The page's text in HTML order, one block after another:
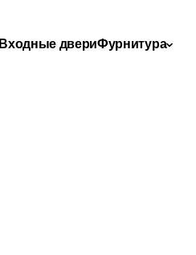
Входные двериФурнитура